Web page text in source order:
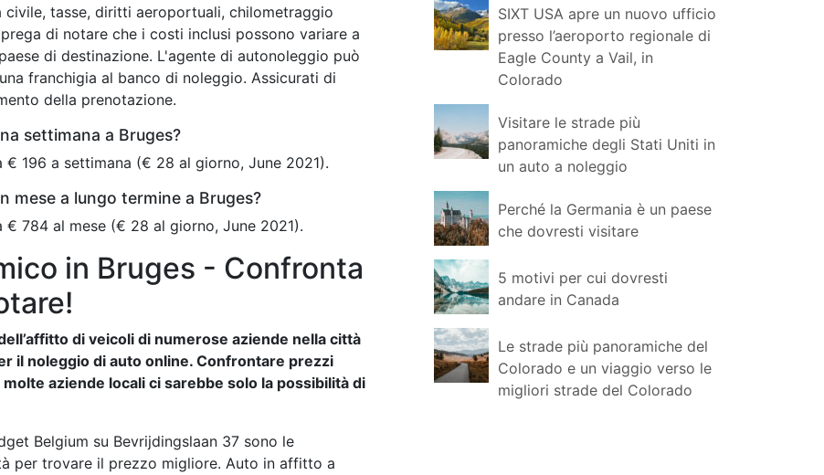
tasse, diritti aeroportuali, chilometraggio
di notare che i costi inclusi possono variare a
di destinazione. L'agente di autonoleggio può
franchigia al banco di noleggio. Assicurati di
della prenotazione.
settimana a Bruges?
196 a settimana (€ 28 al giorno, June 2021).
mese a lungo termine a Bruges?
784 al mese (€ 28 al giorno, June 2021).
in Bruges - Confronta
di veicoli di numerose aziende nella città
il noleggio di auto online. Confrontare prezzi
aziende locali ci sarebbe solo la possibilità di
Belgium su Bevrijdingslaan 37 sono le
per trovare il prezzo migliore. Auto in affitto a
SIXT USA apre un nuovo ufficio
presso l’aeroporto regionale di
Eagle County a Vail, in
Colorado
Visitare le strade più
panoramiche degli Stati Uniti in
un auto a noleggio
Perché la Germania è un paese
che dovresti visitare
5 motivi per cui dovresti
andare in Canada
Le strade più panoramiche del
Colorado e un viaggio verso le
migliori strade del Colorado